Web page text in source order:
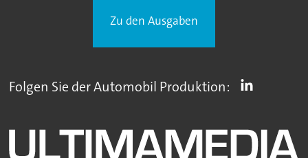
Zu den Ausgaben
Folgen Sie der Automobil Produktion: